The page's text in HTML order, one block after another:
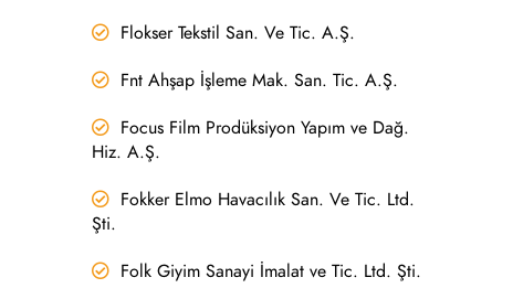
Flokser Tekstil San. Ve Tic. A.Ş.
Fnt Ahşap İşleme Mak. San. Tic. A.Ş.
Focus Film Prodüksiyon Yapım ve Dağ.
Hiz. A.Ş.
Fokker Elmo Havacılık San. Ve Tic. Ltd.
Şti.
Folk Giyim Sanayi İmalat ve Tic. Ltd. Şti.